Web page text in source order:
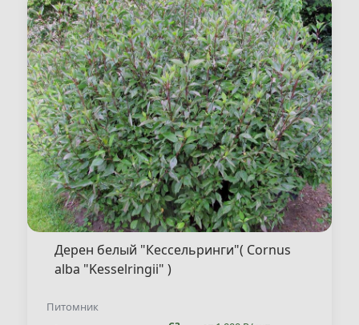
Дерен белый "Кессельринги"( Cornus
alba "Kesselringii" )
Питомник